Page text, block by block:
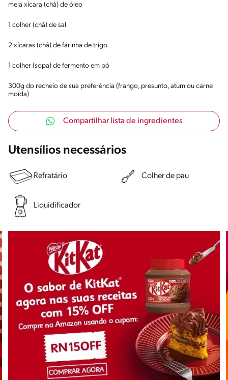
meia xícara (chá) de óleo
1 colher (chá) de sal
2 xícaras (chá) de farinha de trigo
1 colher (sopa) de fermento em pó
300g do recheio de sua preferência (frango, presunto, atum ou carne
moída)
Compartilhar lista de ingredientes
Utensílios necessários
Refratário Colher de pau
Liquidificador